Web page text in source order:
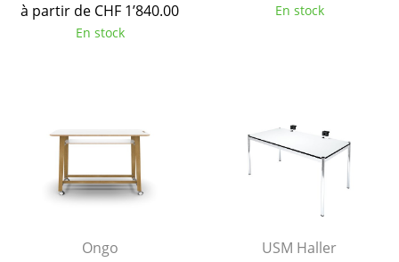
Meubles TV
Petits rangements
Pièces détachées
à partir de CHF 1’840.00
En stock
En stock
Ongo USM Haller